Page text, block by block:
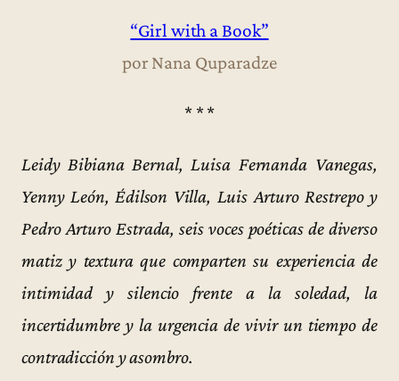
“Girl with a Book”
por Nana Quparadze
* * *
Leidy Bibiana Bernal, Luisa Fernanda Vanegas,
Yenny León, Édilson Villa, Luis Arturo Restrepo y
Pedro Arturo Estrada, seis voces poéticas de diverso
matiz y textura que comparten su experiencia de
intimidad y silencio frente a la soledad, la
incertidumbre y la urgencia de vivir un tiempo de
contradicción y asombro.